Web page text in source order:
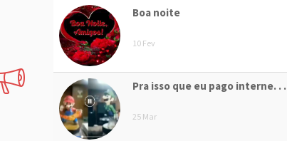
Boa noite
10 Fev
Pra isso que eu pago interne. . .
25 Mar